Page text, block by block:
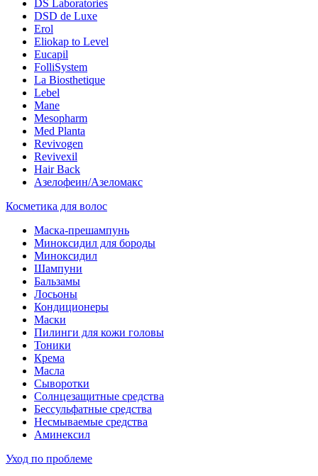
DS Laboratories
DSD de Luxe
Erol
Eliokap to Level
Eucapil
FolliSystem
La Biosthetique
Lebel
Mane
Mesopharm
Med Planta
Revivogen
Revivexil
Hair Back
Азелофеин/Aзеломакс
Косметика для волос
Маска-прешампунь
Миноксидил для бороды
Миноксидил
Шампуни
Бальзамы
Лосьоны
Кондиционеры
Маски
Пилинги для кожи головы
Тоники
Крема
Масла
Сыворотки
Солнцезащитные средства
Бессульфатные средства
Несмываемые средства
Аминексил
Уход по проблеме